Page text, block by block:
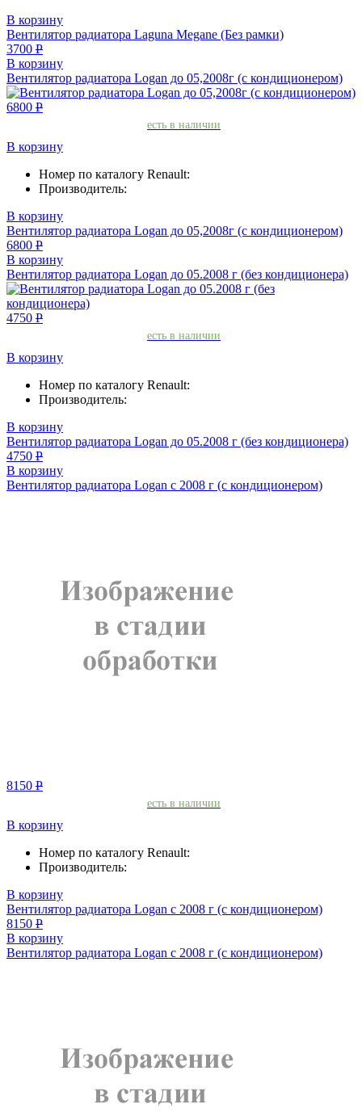
В корзину
Вентилятор радиатора Laguna Megane (Без рамки)
3700 Р
В корзину
Вентилятор радиатора Logan до 05,2008г (с кондиционером)
6800 Р
есть в наличии
В корзину
Номер по каталогу Renault:
Производитель:
В корзину
Вентилятор радиатора Logan до 05,2008г (с кондиционером)
6800 Р
В корзину
Вентилятор радиатора Logan до 05.2008 г (без кондиционера)
4750 Р
есть в наличии
В корзину
Номер по каталогу Renault:
Производитель:
В корзину
Вентилятор радиатора Logan до 05.2008 г (без кондиционера)
4750 Р
В корзину
Вентилятор радиатора Logan с 2008 г (с кондиционером)
8150 Р
есть в наличии
В корзину
Номер по каталогу Renault:
Производитель:
В корзину
Вентилятор радиатора Logan с 2008 г (с кондиционером)
8150 Р
В корзину
Вентилятор радиатора Logan с 2008 г (с кондиционером)